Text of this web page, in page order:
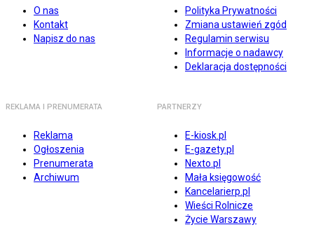
O nas
Kontakt
Napisz do nas
Polityka Prywatności
Zmiana ustawień zgód
Regulamin serwisu
Informacje o nadawcy
Deklaracja dostępności
REKLAMA I PRENUMERATA
Reklama
Ogłoszenia
Prenumerata
Archiwum
PARTNERZY
E-kiosk.pl
E-gazety.pl
Nexto.pl
Mała księgowość
Kancelarierp.pl
Wieści Rolnicze
Życie Warszawy